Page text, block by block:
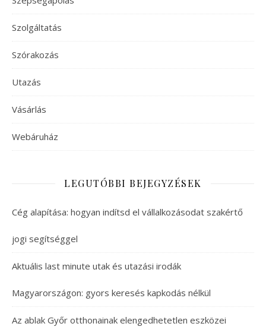
Szolgáltatás
Szórakozás
Utazás
Vásárlás
Webáruház
LEGUTÓBBI BEJEGYZÉSEK
Cég alapítása: hogyan indítsd el vállalkozásodat szakértő
jogi segítséggel
Aktuális last minute utak és utazási irodák
Magyarországon: gyors keresés kapkodás nélkül
Az ablak Győr otthonainak elengedhetetlen eszközei